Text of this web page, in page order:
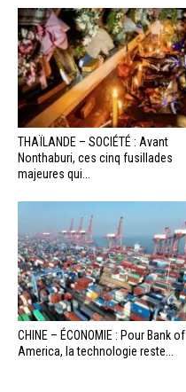
THAÏLANDE – SOCIÉTÉ : Avant
Nonthaburi, ces cinq fusillades
majeures qui...
CHINE – ÉCONOMIE : Pour Bank of
America, la technologie reste...